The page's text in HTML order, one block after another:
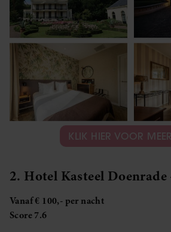
KLIK HIER VOOR
2. Hotel Kasteel
Vanaf € 100,- per nacht
Score 7.6